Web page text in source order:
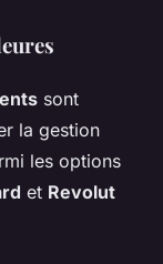
sont
la gestion
les options
et Revolut